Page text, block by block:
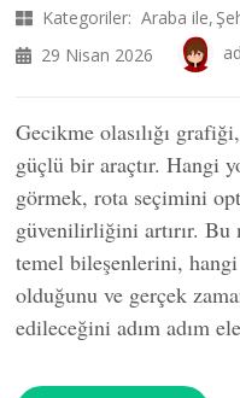
Kategoriler: Araba ile
29 Nisan 2026
Gecikme olasılığı
güçlü bir araçtır. Hangi
görmek, rota seçimini
güvenilirliğini artırır.
temel bileşenlerini,
olduğunu ve gerçek
edileceğini adım adım